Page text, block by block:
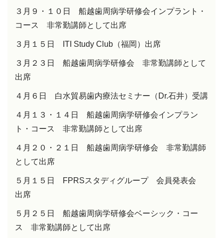
３月９・１０日 船越歯周病学研修会インプラント・
コース 非常勤講師として出席
３月１５日 ITI Study Club （福岡）出席
３月２３日 船越歯周病学研修会 非常勤講師として
出席
４月６日 白水貿易歯内療法セミナー（ Dr.石井）受講
４月１３・１４日 船越歯周病学研修会インプラン
ト・コース 非常勤講師として出席
４月２０・２１日 船越歯周病学研修会 非常勤講師
として出席
５月１５日 FPRSスタディグループ 会員発表会
出席
５月２５日 船越歯周病学研修会ベーシック・コー
ス 非常勤講師として出席